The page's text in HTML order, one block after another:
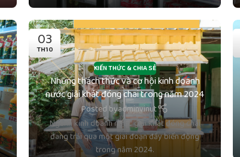
03
TH10
KIẾN THỨC & CHIA SẺ
Những thách thức và cơ hội kinh doanh
nước giải khát đóng chai trong năm 2024
Posted byadminvinut
Ngành kinh doanh nước giải khát đóng chai
đang trải qua một giai đoạn đầy biến động
trong năm 2024.